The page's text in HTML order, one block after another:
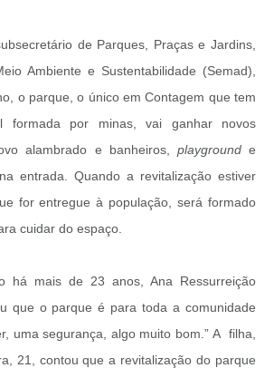
de Parques, Praças e Jardins,
Ambiente e Sustentabilidade (Semad),
o parque, o único em Contagem que tem
formada por minas, vai ganhar novos
alambrado e banheiros, playgrounde
entrada. Quando a revitalização estiver
for entregue à população, será formado
cuidar do espaço.
há mais de 23 anos, Ana Ressurreição
que o parque é para toda a comunidade
uma segurança, algo muito bom.” A filha,
21, contou que a revitalização do parque